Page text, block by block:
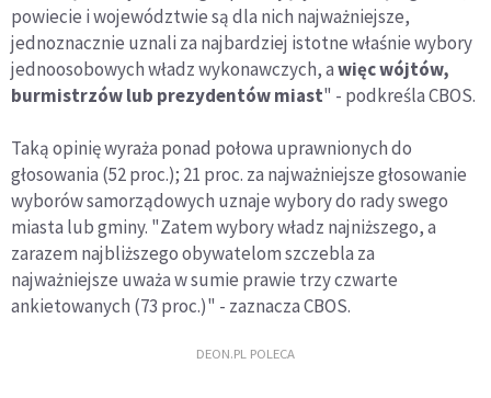
powiecie i województwie są dla nich najważniejsze,
jednoznacznie uznali za najbardziej istotne właśnie wybory
jednoosobowych władz wykonawczych, awięc wójtów,
burmistrzów lub prezydentów miast" - podkreśla CBOS.
Taką opinię wyraża ponad połowa uprawnionych do
głosowania (52 proc.); 21 proc. za najważniejsze głosowanie
wyborów samorządowych uznaje wybory do rady swego
miasta lub gminy. "Zatem wybory władz najniższego, a
zarazem najbliższego obywatelom szczebla za
najważniejsze uważa w sumie prawie trzy czwarte
ankietowanych (73 proc.)" - zaznacza CBOS.
DEON.PL POLECA